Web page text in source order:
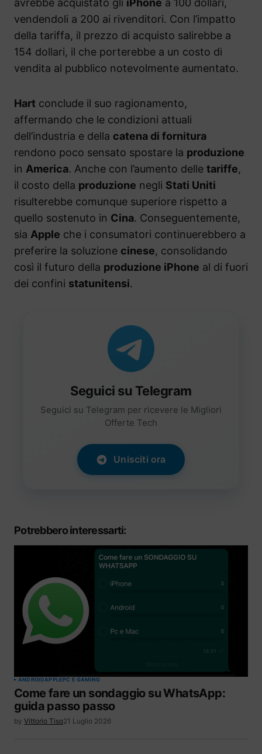
avrebbe acquistato gli iPhone a 100 dollari,
vendendoli a 200 ai rivenditori. Con l’impatto
della tariffa, il prezzo di acquisto salirebbe a
154 dollari, il che porterebbe a un costo di
vendita al pubblico notevolmente aumentato.
Hart conclude il suo ragionamento,
affermando che le condizioni attuali
dell’industria e della catena di fornitura
rendono poco sensato spostare la produzione
in America. Anche con l’aumento delle tariffe,
il costo della produzione negli Stati Uniti
risulterebbe comunque superiore rispetto a
quello sostenuto in Cina. Conseguentemente,
sia Apple che i consumatori continuerebbero a
preferire la soluzione cinese, consolidando
così il futuro della produzione iPhone al di fuori
dei confini statunitensi.
Seguici su Telegram
Seguici su Telegram per ricevere le Migliori
Offerte Tech
Unisciti ora
Potrebbero interessarti:
ANDROIDAPPLEPC E GAMING
Come fare un sondaggio su WhatsApp:
guida passo passo
by Vittorio Tiso21 Luglio 2026